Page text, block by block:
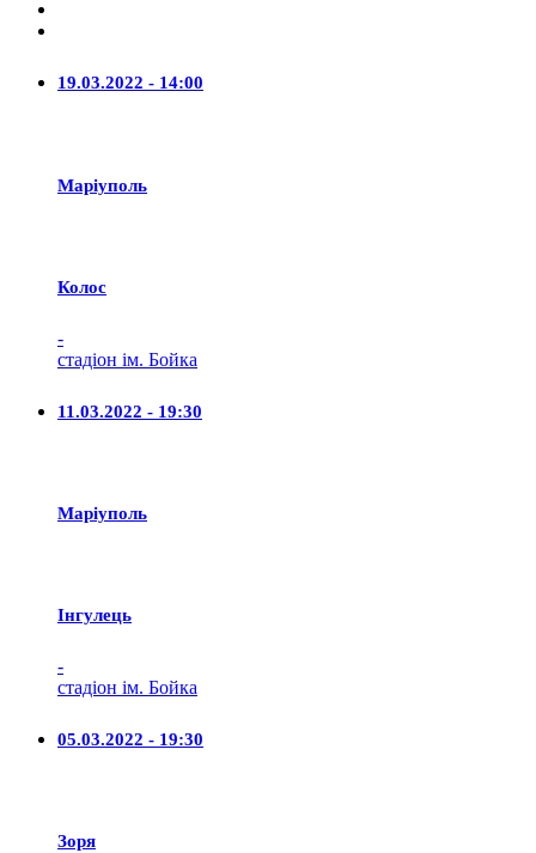
19.03.2022 - 14:00
Маріуполь
Колос
-
стадіон ім. Бойка
11.03.2022 - 19:30
Маріуполь
Iнгулець
-
стадіон ім. Бойка
05.03.2022 - 19:30
Зоря